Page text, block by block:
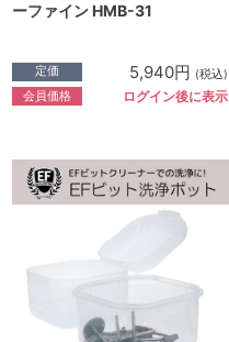
ーファイン HMB-31
定価 5,940円 (税込)
会員価格 ログイン後に表示